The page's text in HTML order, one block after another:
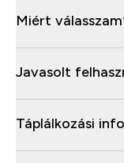
Miért
Javasolt
Táplálkozási